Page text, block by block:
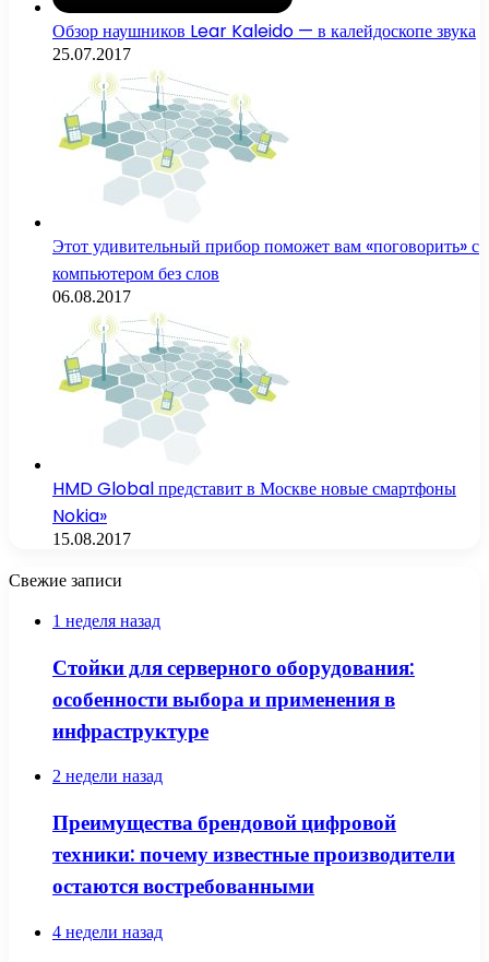
Обзор наушников Lear Kaleido — в калейдоскопе звука
25.07.2017
Этот удивительный прибор поможет вам «поговорить» с
компьютером без слов
06.08.2017
HMD Global представит в Москве новые смартфоны
Nokia»
15.08.2017
Свежие записи
1 неделя назад
Стойки для серверного оборудования:
особенности выбора и применения в
инфраструктуре
2 недели назад
Преимущества брендовой цифровой
техники: почему известные производители
остаются востребованными
4 недели назад